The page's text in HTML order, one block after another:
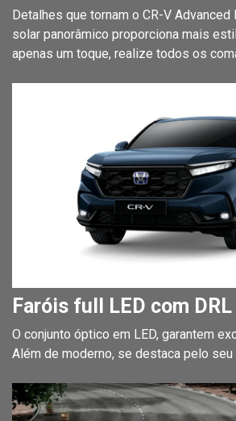
Detalhes que tornam o CR-V Advanced
solar panorâmico proporciona mais
apenas um toque, realize todos os
Faróis full LED com DRL
O conjunto óptico em LED, garantem
Além de moderno, se destaca pelo seu